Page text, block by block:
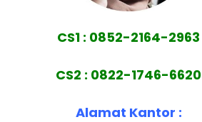
CS1 : 0852-2164-2963
CS2 : 0822-1746-6620
Alamat Kantor :